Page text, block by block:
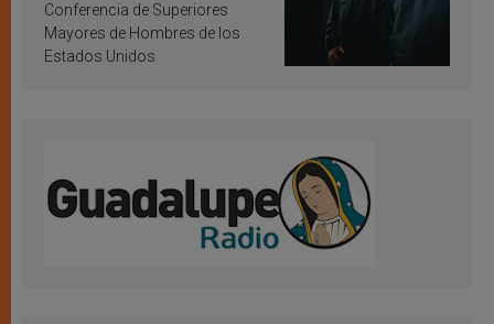
Conferencia de Superiores
Mayores de Hombres de los
Estados Unidos